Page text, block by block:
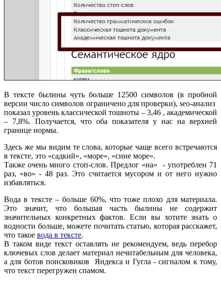
В тексте былины чуть больше 12500 символов (в пробной
версии число символов ограничено для проверки), seo-анализ
показал уровень классической тошноты – 3,46 , академической
– 7,8%. Получается, что оба показателя у нас на верхней
границе нормы.
Здесь же мы видим те слова, которые чаще всего встречаются
в тексте, это «садкий», «море», «сине море».
Также очень много стоп-слов. Предлог «на» - употреблен 71
раз, «во» - 48 раз. Это считается мусором и от него нужно
избавляться.
Вода в тексте – больше 60%, что тоже плохо для материала.
Это значит, что большая часть былины не содержит
значительных конкретных фактов. Если вы хотите знать о
водности больше, можете почитать статью, которая расскажет,
что такое вода в тексте.
В таком виде текст оставлять не рекомендуем, ведь перебор
ключевых слов делает материал нечитабельным для человека,
а для ботов поисковиков Яндекса и Гугла - сигналом к тому,
что текст перегружен спамом.